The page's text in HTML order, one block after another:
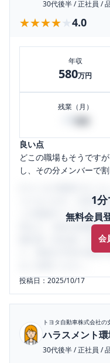
30代後半/正社員 /
★★★★★
★★★★★ 4.0
年収
580万円
残業（月）
40
良い点
どこの職場もそうです
し、その分メンバーで
1分
無料会員
会
うになります。
ミの投稿サイトです。
判など、女性の転職は
輩社員（元社員）の口
り、将来の不安や現在
投稿日：2025/10/17
トヨタ自動車株式会社の
ハラスメント
30代後半/正社員 /